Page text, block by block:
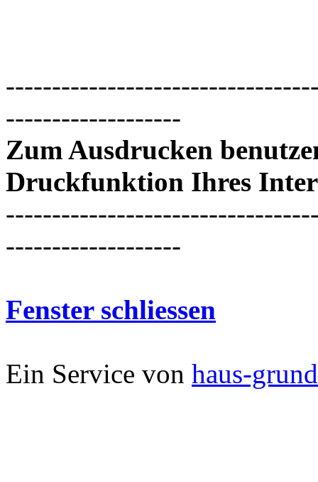
-------------------
Zum Ausdrucken
Druckfunktion Ihres
-------------------
Fenster schliessen
Ein Service von haus-